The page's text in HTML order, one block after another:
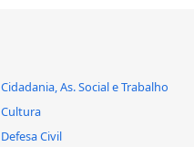
Cidadania, As. Social e Trabalho
Cultura
Defesa Civil